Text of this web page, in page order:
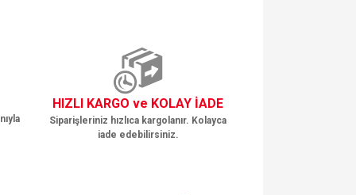
HIZLI KARGO ve KOLAY İADE
Siparişleriniz hızlıca kargolanır. Kolayca
iade edebilirsiniz.